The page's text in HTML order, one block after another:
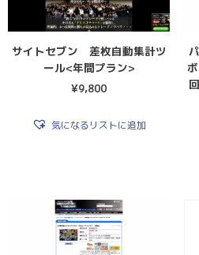
サイトセブン 差枚自動集計ツ
ール<年間プラン>
¥9,800
気になるリストに追加